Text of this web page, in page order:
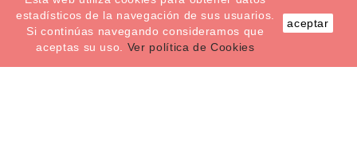
1
estadísticos de la navegación de sus usuarios.
Si continúas navegando consideramos que
aceptas su uso. Ver política de Cookies
aceptar